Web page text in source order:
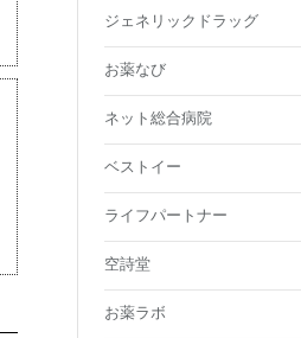
ジェネリックドラッグ
お薬なび
ネット総合病院
ベストイー
ライフパートナー
空詩堂
お薬ラボ